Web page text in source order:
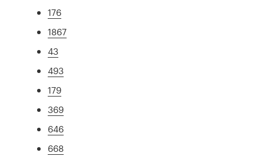
176
1867
43
493
179
369
646
668